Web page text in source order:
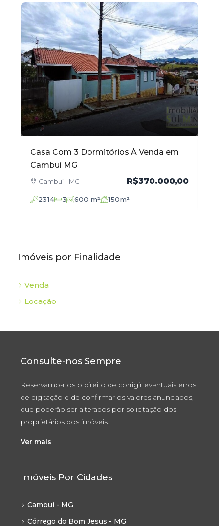
Casa Com 3 Dormitórios À Venda em
Cambuí MG
Cambuí - MG R$370.000,00
2314 3 600 m² 150m²
Imóveis por Finalidade
Venda
Locação
Consulte-nos Sempre
Reservamo-nos o direito de corrigir eventuais erros
de digitação e de confirmar os valores anunciados,
que poderão ser alterados por solicitação dos
proprietários dos imóveis.
Ver mais
Imóveis Por Cidades
Cambuí - MG
Córrego do Bom Jesus - MG